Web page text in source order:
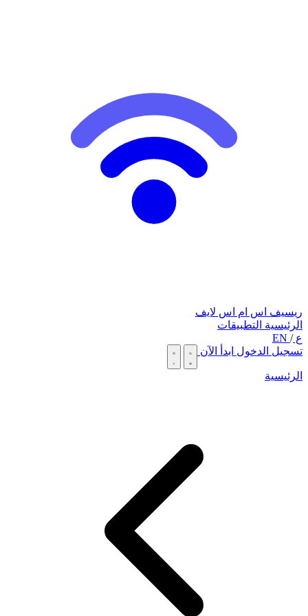
ريسيف اس ام اس لايف
الرئيسية التطبيقات
ع/
تسجيل الدخول ابدأ الآن
الرئيسية